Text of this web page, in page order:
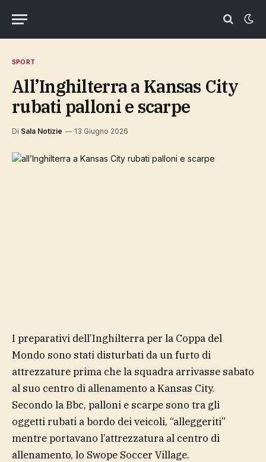
SPORT
all’Inghilterra a Kansas City
rubati palloni e scarpe
Di Sala Notizie 13 Giugno 2026
I preparativi dell’Inghilterra per la Coppa del
Mondo sono stati disturbati da un furto di
attrezzature prima che la squadra arrivasse sabato
al suo centro di allenamento a Kansas City.
Secondo la Bbc, palloni e scarpe sono tra gli
oggetti rubati a bordo dei veicoli, “alleggeriti”
mentre portavano l’attrezzatura al centro di
allenamento, lo Swope Soccer Village.